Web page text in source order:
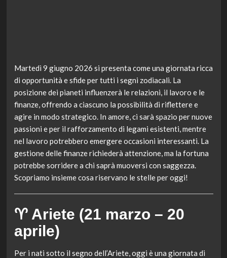
Martedì 9 giugno 2026 si presenta come una giornata ricca
di opportunità e sfide per tutti i segni zodiacali. La
posizione dei pianeti influenzerà le relazioni, il lavoro e le
finanze, offrendo a ciascuno la possibilità di riflettere e
agire in modo strategico. In amore, ci sarà spazio per nuove
passioni e per il rafforzamento di legami esistenti, mentre
nel lavoro potrebbero emergere occasioni interessanti. La
gestione delle finanze richiederà attenzione, ma la fortuna
potrebbe sorridere a chi saprà muoversi con saggezza.
Scopriamo insieme cosa riservano le stelle per oggi!
♈ Ariete (21 marzo – 20
aprile)
Per i nati sotto il segno dell’Ariete, oggi è una giornata di